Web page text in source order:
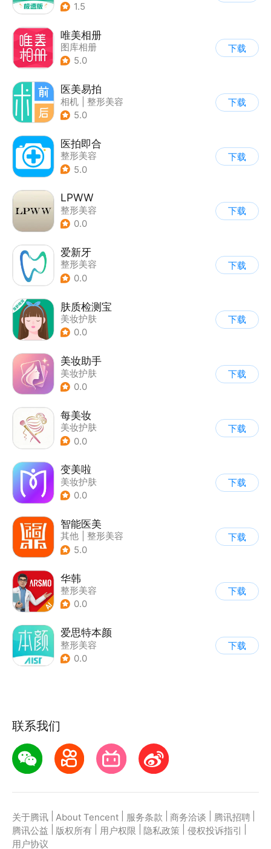
1.5
唯美相册
图库相册
5.0
下载
医美易拍
相机
整形美容
5.0
下载
医拍即合
整形美容
5.0
下载
LPWW
整形美容
0.0
下载
爱新牙
整形美容
0.0
下载
肤质检测宝
美妆护肤
0.0
下载
美妆助手
美妆护肤
0.0
下载
每美妆
美妆护肤
0.0
下载
变美啦
美妆护肤
0.0
下载
智能医美
其他
整形美容
5.0
下载
华韩
整形美容
0.0
下载
爱思特本颜
整形美容
0.0
下载
联系我们
关于腾讯 About Tencent 服务条款 商务洽谈 腾讯招聘
腾讯公益
版权所有 用户权限 隐私政策 侵权投诉指引
用户协议